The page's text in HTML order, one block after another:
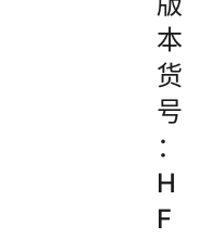
本
货
号
：
H
F